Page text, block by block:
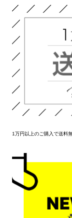
1万円以上のご購入で送料